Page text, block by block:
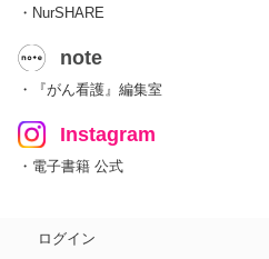
・NurSHARE
note
・『がん看護』編集室
Instagram
・電子書籍 公式
ログイン